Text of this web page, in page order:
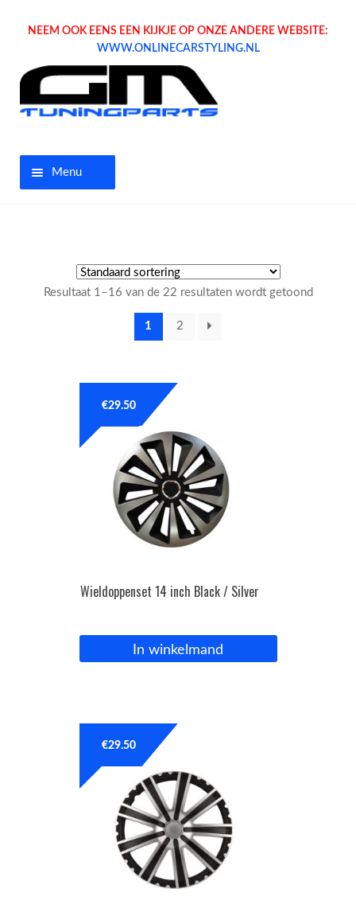
NEEM OOK EENS EEN KIJKJE OP ONZE ANDERE WEBSITE:
WWW.ONLINECARSTYLING.NL
Menu
Bedrijfswagen parts
Inloggen / Registreren
Resultaat 1–16 van de 22 resultaten wordt getoond
1 2
Wieldoppenset 14 inch Black / Silver
€29.50
In winkelmand
€29.50